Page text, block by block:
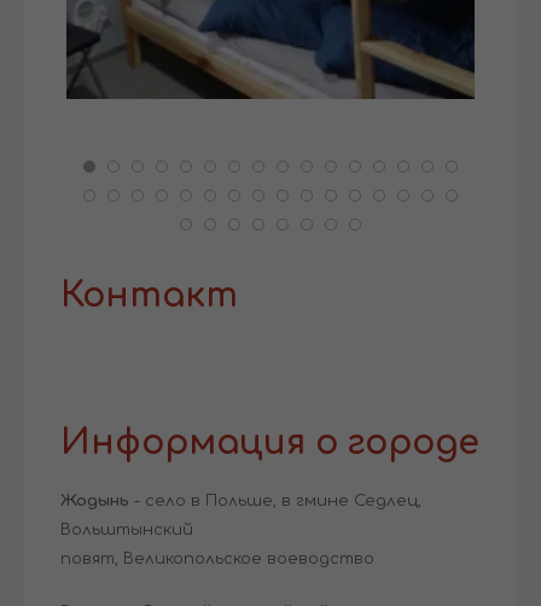
Контакт
Информация о городе
Жодынь - село в Польше, в гмине Седлец,
Вольштынский
повят, Великопольское воеводство.